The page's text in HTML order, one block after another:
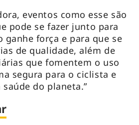
eventos como esse são
pode se fazer junto para
ganhe força e para que se
de qualidade, além de
que fomentem o uso
segura para o ciclista e
do planeta.”